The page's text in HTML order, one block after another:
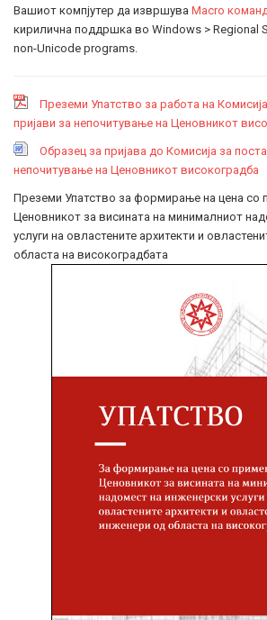
Вашиот компјутер да извршува Macro
кирилична поддршка во Windows > Regional
non-Unicode programs.
Преземи Упатство за работа на
пријави за непочитување на Ценовникот
Образец за пријава до Комисија за
непочитување на Ценовникот високоградба
Преземи Упатство за формирање на цена со
Ценовникот за висината на минималниот
услуги на овластените архитекти и
областа на високоградбата